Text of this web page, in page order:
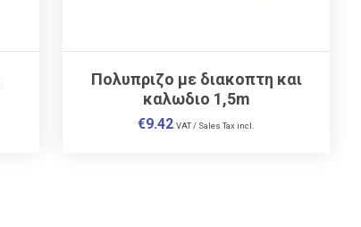
Πολυπριζο με διακοπτη και
καλωδιο 1,5m
€9.42 VAT / Sales Tax incl.